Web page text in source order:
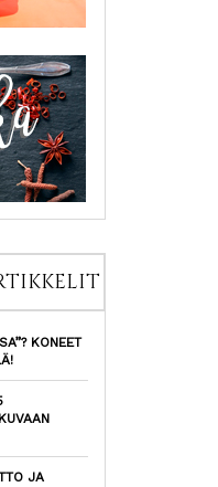
KONEET
JA